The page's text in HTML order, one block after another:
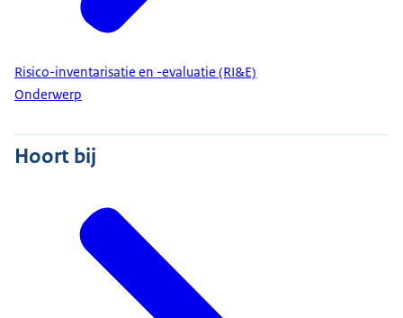
Risico-inventarisatie en -evaluatie (RI&E)
Onderwerp
Hoort bij